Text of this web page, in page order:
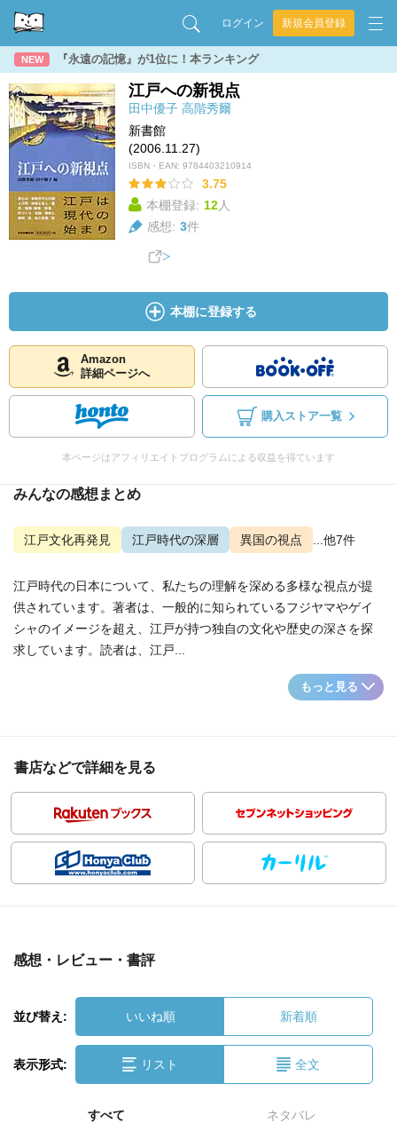
ログイン 新規会員登録
NEW 『永遠の記憶』が1位に！本ランキング
江戸への新視点
田中優子 高階秀爾
新書館
(2006.11.27)
ISBN・EAN: 9784403210914
3.75
本棚登録: 12人
感想: 3件
本棚に登録する
Amazon
詳細ページへ
購入ストア一覧
本ページはアフィリエイトプログラムによる収益を得ています
みんなの感想まとめ
江戸文化再発見 江戸時代の深層 異国の視点 ...他7件
江戸時代の日本について、私たちの理解を深める多様な視点が提
供されています。著者は、一般的に知られているフジヤマやゲイ
シャのイメージを超え、江戸が持つ独自の文化や歴史の深さを探
求しています。読者は、江戸...
もっと見る
書店などで詳細を見る
感想・レビュー・書評
並び替え: いいね順 新着順
表示形式: リスト 全文
すべて ネタバレ